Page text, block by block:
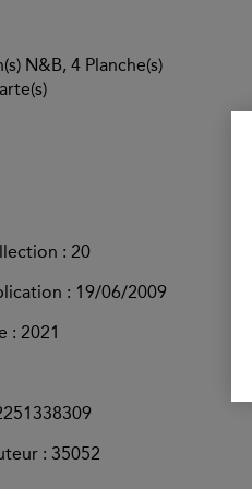
N&B, 4 Planche(s)
: 20
: 19/06/2009
: 2021
: 35052